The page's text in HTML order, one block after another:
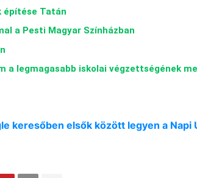
építése Tatán
a Pesti Magyar Színházban
a legmagasabb iskolai végzettségének
keresőben elsők között legyen a Napi